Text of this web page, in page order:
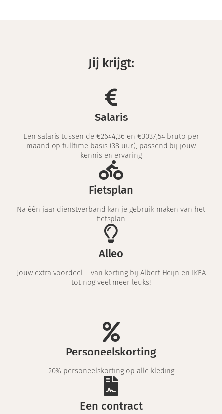
Jij krijgt:
Salaris
Een salaris tussen de €2644,36 en €3037,54 bruto per
maand op fulltime basis (38 uur), passend bij jouw
kennis en ervaring​
Fietsplan
Na één jaar dienstverband kan je gebruik maken van het
fietsplan
Alleo
Jouw extra voordeel – van korting bij Albert Heijn en IKEA
tot nog veel meer leuks!​
Personeelskorting
20% personeelskorting op alle kleding
Een contract